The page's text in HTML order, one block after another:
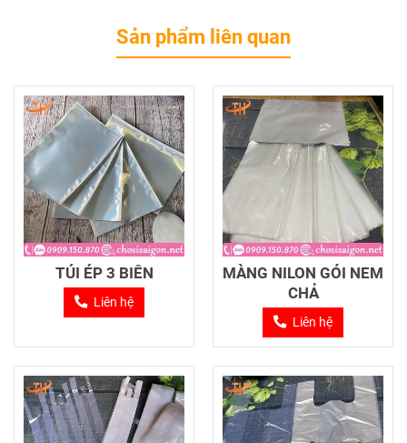
Sản phẩm liên quan
TÚI ÉP 3 BIÊN
Liên hệ
MÀNG NILON GÓI NEM
CHẢ
Liên hệ